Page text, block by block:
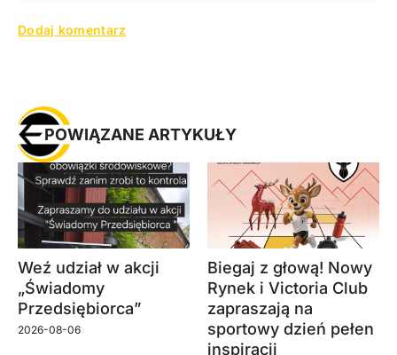
POWIĄZANE ARTYKUŁY
Weź udział w akcji
„Świadomy
Przedsiębiorca”
2026-08-06
Biegaj z głową! Nowy
Rynek i Victoria Club
zapraszają na
sportowy dzień pełen
inspiracji